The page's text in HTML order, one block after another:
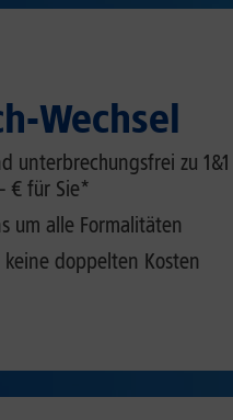
Wechsel
unterbrechungsfrei zu
€ für Sie*
um alle Formalitäten
doppelten Kosten